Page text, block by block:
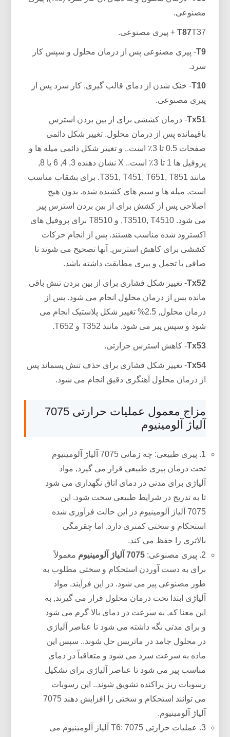
مصنوعی.
T87T37 + پیری مصنوعی.
T9- پیری مصنوعی پس از درمان محلول و سپس کار
سرد.
T10- خنک شدن از دمای قالب گیری, کار سرد پس از
پیری مصنوعی.
Tx51- درمان کششی برای از بین بردن استرس
باقیمانده پس از درمان محلول. تغییر شکل دائمی
صفحات 0.5 تا 3٪ است., و تغییر شکل دائمی میله ها و
پروفیل ها 1 تا 3٪ است.. X نشان دهنده 3, 4, 6 یا 8,
مانند T351, T451, T651, T851. برای بشقاب مناسب
است, میله ها و سیم های کشیده شده. بدون هیچ
اصلاحی پس از کشش برای از بین بردن استرس پیر
می شود. T3510, T4510, و T8510 برای پروفیل های
اکسترود شده مناسب هستند. پس از انجام حرکات
کششی برای کاهش استرس, آنها تصحیح می شوند تا
صافی با تحمل و پیری مطابقت داشته باشد.
Tx52- تغییر شکل فشاری برای از بین بردن تنش باقی
مانده پس از درمان محلول انجام می شود. پس از
درمان محلول, 2.5% تغییر شکل پلاستیک انجام می
شود و سپس پیر می شود, مانند T352 و T652.
Tx53- کاهش استرس حرارتی.
Tx54- تغییر شکل فشاری برای حذف تنش پسماند پس
از درمان محلول آهنگری دقیق انجام می شود.
مزاج معمول عملیات حرارتی 7075
آلیاژ آلومینیوم
1. پیری طبیعی: چه زمانی 7075 آلیاژ آلومینیوم
تحت درمان پیری طبیعی قرار می گیرد, مواد
آلیاژی برای مدتی در دمای اتاق نگهداری می شود
تا به تدریج در شرایط طبیعی سخت شود. این
7075 آلیاژ آلومینیوم در این حالت فرآوری شده
استحکام و سختی کمتری دارد, اما چقرمگی
بالاتری را حفظ می کند.
2. پیری مصنوعی:
7075 آلیاژ آلومینیوم
معمولاً
برای به دست آوردن استحکام و سختی مطلوب به
طور مصنوعی پیر می شود. در این فرآیند, مواد
آلیاژی ابتدا تحت درمان محلول قرار می گیرند, به
این معنا که, به سرعت در دمای بالا گرم می شود
و برای مدتی نگه داشته می شود تا عناصر آلیاژی
در محلول جامد در ماتریس حل شوند.. سپس این
ماده به سرعت سرد می شود و متعاقباً در دمای
مناسب پیر می شود تا عناصر آلیاژی برای تشکیل
رسوبات ریز پراکنده تشویق شوند.. این رسوبات
می توانند استحکام و سختی را افزایش دهند 7075
آلیاژ آلومینیوم.
3. عملیات حرارتی T6: 7075 آلیاژ آلومینیوم می